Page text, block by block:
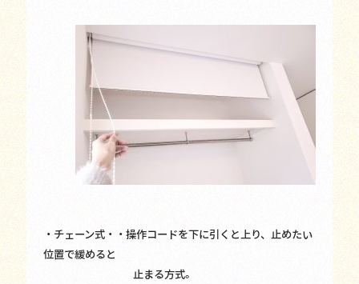
・チェーン式・・操作コードを下に引くと上り、止めたい
位置で緩めると
止まる方式。